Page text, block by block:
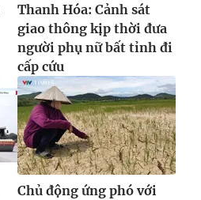
Thanh Hóa: Cảnh sát
giao thông kịp thời đưa
người phụ nữ bất tỉnh đi
cấp cứu
Chủ động ứng phó với